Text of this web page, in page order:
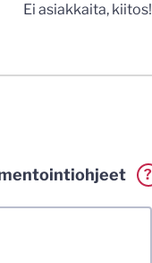
Ei asiakkaita, kiitos!
?
Muistathan silti
laittomat